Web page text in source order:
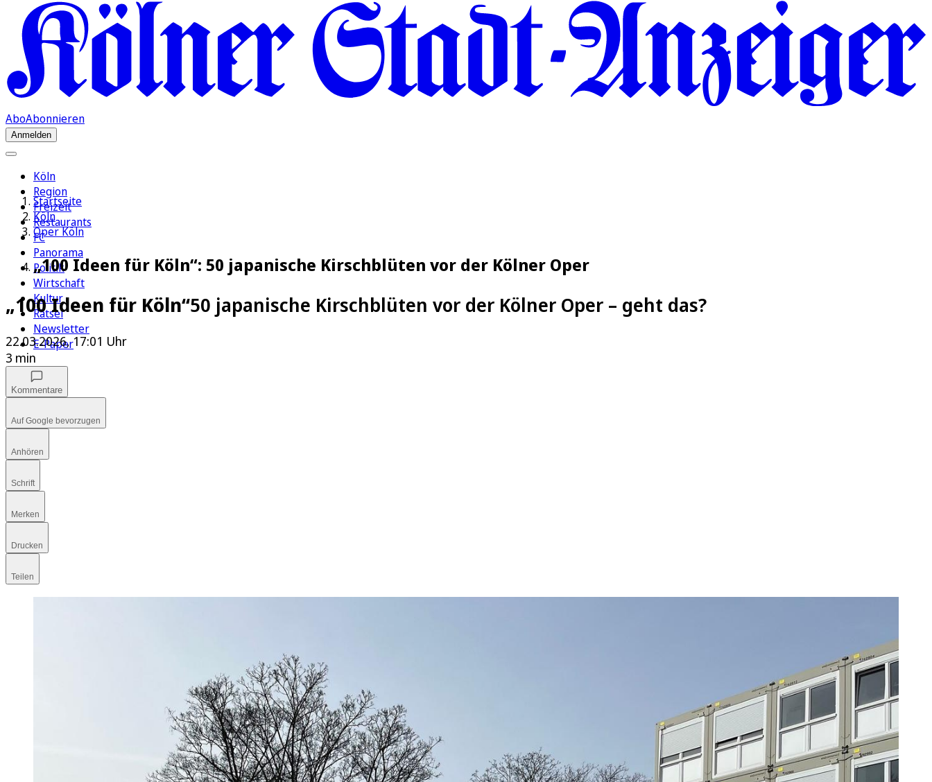
AboAbonnieren
Anmelden
Köln
Region
Freizeit
Restaurants
FC
Panorama
Politik
Wirtschaft
Kultur
Rätsel
Newsletter
E-Paper
Startseite
Köln
Oper Köln
„100 Ideen für Köln“: 50 japanische Kirschblüten vor der Kölner Oper
„100 Ideen für Köln“50 japanische Kirschblüten vor der Kölner Oper – geht das?
22.03.2026, 17:01 Uhr
3 min
Kommentare
Auf Google bevorzugen
Anhören
Schrift
Merken
Drucken
Teilen